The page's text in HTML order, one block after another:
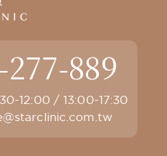
889
12:00 / 13:00-17:30